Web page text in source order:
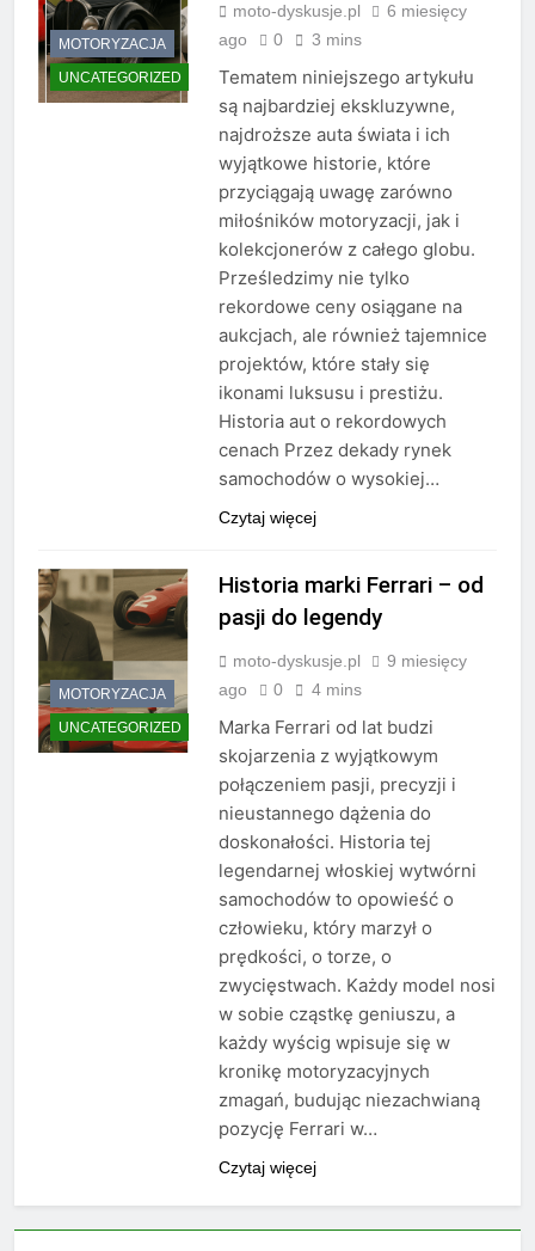
MOTORYZACJA
UNCATEGORIZED
moto-dyskusje.pl
6 miesięcy
ago
0 3 mins
Tematem niniejszego artykułu
są najbardziej ekskluzywne,
najdroższe auta świata i ich
wyjątkowe historie, które
przyciągają uwagę zarówno
miłośników motoryzacji, jak i
kolekcjonerów z całego globu.
Prześledzimy nie tylko
rekordowe ceny osiągane na
aukcjach, ale również tajemnice
projektów, które stały się
ikonami luksusu i prestiżu.
Historia aut o rekordowych
cenach Przez dekady rynek
samochodów o wysokiej…
Czytaj więcej
MOTORYZACJA
UNCATEGORIZED
Historia marki Ferrari – od
pasji do legendy
moto-dyskusje.pl
9 miesięcy
ago
0 4 mins
Marka Ferrari od lat budzi
skojarzenia z wyjątkowym
połączeniem pasji, precyzji i
nieustannego dążenia do
doskonałości. Historia tej
legendarnej włoskiej wytwórni
samochodów to opowieść o
człowieku, który marzył o
prędkości, o torze, o
zwycięstwach. Każdy model nosi
w sobie cząstkę geniuszu, a
każdy wyścig wpisuje się w
kronikę motoryzacyjnych
zmagań, budując niezachwianą
pozycję Ferrari w…
Czytaj więcej